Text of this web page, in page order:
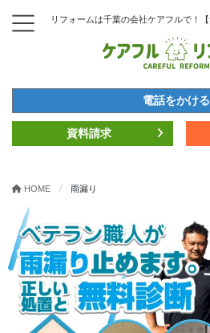
リフォームは千葉の会社ケアフルで！【
電話をかける
資料請求
HOME 雨漏り